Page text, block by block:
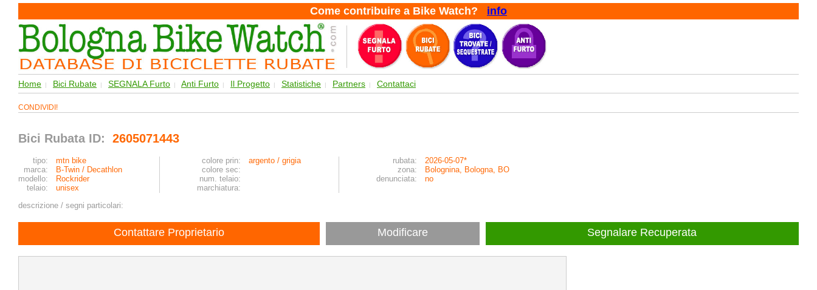
Come contribuire a Bike Watch? info
Home | Bici Rubate | SEGNALA Furto | Anti Furto | Il Progetto | Statistiche | Partners | Contattaci
CONDIVIDI!
Bici Rubata ID: 2605071443
tipo: mtn bike colore prin: argento / grigia rubata:
2026-05-07*
marca:
B-Twin / Decathlon colore sec: zona:
Bolognina, Bologna, BO
modello:
Rockrider num. telaio: denunciata:
no
telaio:
unisex
marchiatura:
descrizione / segni particolari:
Contattare Proprietario Modificare Segnalare Recuperata